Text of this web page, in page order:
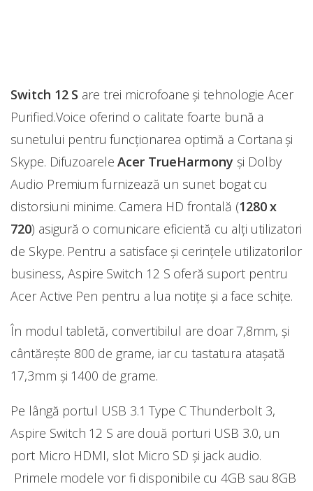
Switch 12 S are trei microfoane și tehnologie Acer
Purified.Voice oferind o calitate foarte bună a
sunetului pentru funcționarea optimă a Cortana și
Skype. DifuzoareleAcer TrueHarmony și Dolby
Audio Premium furnizează un sunet bogat cu
distorsiuni minime. Camera HD frontală (1280 x
720) asigură o comunicare eficientă cu alți utilizatori
de Skype. Pentru a satisface și cerințele utilizatorilor
business, Aspire Switch 12 S oferă suport pentru
Acer Active Pen pentru a lua notițe și a face schițe.
În modul tabletă, convertibilul are doar 7,8mm, și
cântărește 800 de grame, iar cu tastatura atașată
17,3mm și 1400 de grame.
Pe lângă portul USB 3.1 Type C Thunderbolt 3,
Aspire Switch 12 S are două porturi USB 3.0, un
port Micro HDMI, slot Micro SD și jack audio.
Primele modele vor fi disponibile cu 4GB sau 8GB